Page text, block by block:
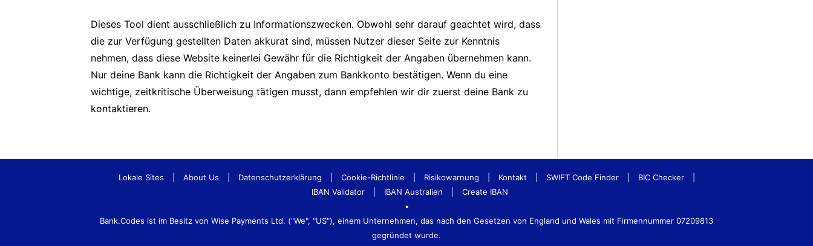
Dieses Tool dient ausschließlich zu Informationszwecken. Obwohl sehr darauf geachtet wird, dass
die zur Verfügung gestellten Daten akkurat sind, müssen Nutzer dieser Seite zur Kenntnis
nehmen, dass diese Website keinerlei Gewähr für die Richtigkeit der Angaben übernehmen kann.
Nur deine Bank kann die Richtigkeit der Angaben zum Bankkonto bestätigen. Wenn du eine
wichtige, zeitkritische Überweisung tätigen musst, dann empfehlen wir dir zuerst deine Bank zu
kontaktieren.
Lokale Sites About Us Datenschutzerklärung Cookie-Richtlinie Risikowarnung Kontakt SWIFT Code Finder BIC Checker
IBAN Validator
IBAN Australien
Create IBAN
•
Bank.Codes ist im Besitz von Wise Payments Ltd. ("We", "US"), einem Unternehmen, das nach den Gesetzen von England und Wales mit Firmennummer 07209813
gegründet wurde.